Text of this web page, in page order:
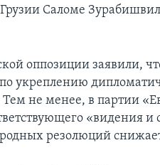
Саломе
оппозиции заявили,
укреплению
не менее, в партии
«видения и
резолюций